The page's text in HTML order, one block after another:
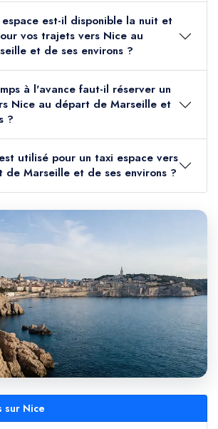
est-il disponible la nuit et
vos trajets vers Nice au
et de ses environs ?
à l'avance faut-il réserver un
Nice au départ de Marseille et
?
utilisé pour un taxi espace vers
de Marseille et de ses environs ?
sur Nice